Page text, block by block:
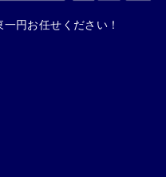
円お任せください！